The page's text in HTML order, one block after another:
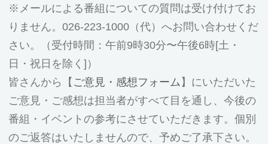
メールによる番組についての質問は受け付けてお
りません。026-223-1000（代）へお問い合わせくだ
さい。（受付時間：午前9時30分〜午後6時[土・
日・祝日を除く]）
皆さんから【 ご意見・感想フォーム 】にいただいた
ご意見・ご感想は担当者がすべて目を通し、今後の
番組・イベントの参考にさせていただきます。個別
のご返答はいたしませんので、予めご了承下さい。